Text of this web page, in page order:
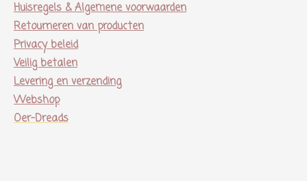
Huisregels & Algemene voorwaarden
Retourneren van producten
Privacy beleid
Veilig betalen
Levering en verzending
Webshop
Oer-Dreads